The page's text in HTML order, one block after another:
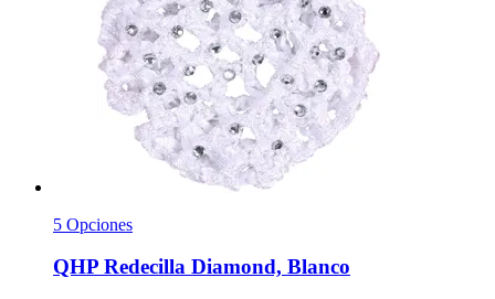
5 Opciones
QHP Redecilla Diamond, Blanco